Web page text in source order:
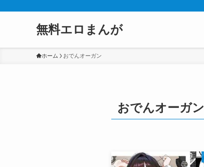
無料エロまんが
ホーム おでんオーガン
おでんオーガン